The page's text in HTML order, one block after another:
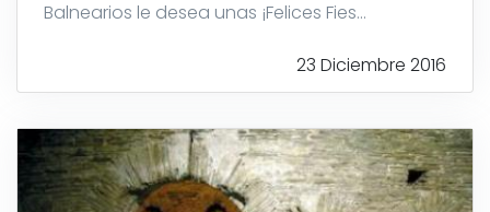
Balnearios le desea unas ¡Felices Fies...
23 Diciembre 2016